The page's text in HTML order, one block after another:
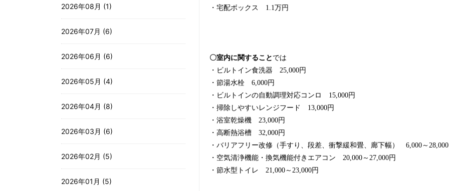
・宅配ボックス 1.1万円
〇室内に関すること では
・ビルトイン食洗器 25,000円
・節湯水栓 6,000円
・ビルトインの自動調理対応コンロ 15,000円
・掃除しやすいレンジフード 13,000円
・浴室乾燥機 23,000円
・高断熱浴槽 32,000円
・バリアフリー改修（手すり、段差、衝撃緩和畳、廊下幅） 6,000～
・空気清浄機能・換気機能付きエアコン 20,000～27,000円
・節水型トイレ 21,000～23,000円
2026年08月 (1)
2026年07月 (6)
2026年06月 (6)
2026年05月 (4)
2026年04月 (8)
2026年03月 (6)
2026年02月 (5)
2026年01月 (5)